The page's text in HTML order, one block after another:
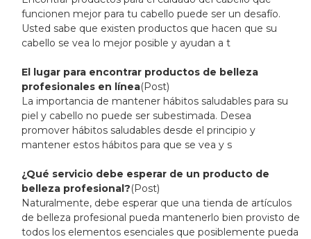
funcionen mejor para tu cabello puede ser un desafío.
Usted sabe que existen productos que hacen que su
cabello se vea lo mejor posible y ayudan a t
El lugar para encontrar productos de belleza
profesionales en línea(Post)
La importancia de mantener hábitos saludables para su
piel y cabello no puede ser subestimada. Desea
promover hábitos saludables desde el principio y
mantener estos hábitos para que se vea y s
¿Qué servicio debe esperar de un producto de
belleza profesional?(Post)
Naturalmente, debe esperar que una tienda de artículos
de belleza profesional pueda mantenerlo bien provisto de
todos los elementos esenciales que posiblemente pueda